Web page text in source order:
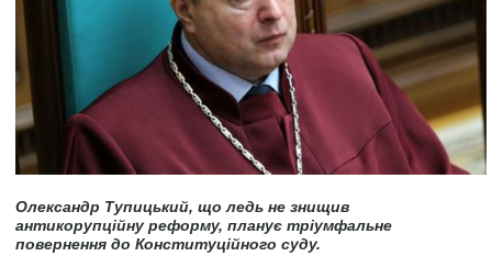
Олександр Тупицький, що ледь не знищив
антикорупційну реформу, планує тріумфальне
повернення до Конституційного суду.